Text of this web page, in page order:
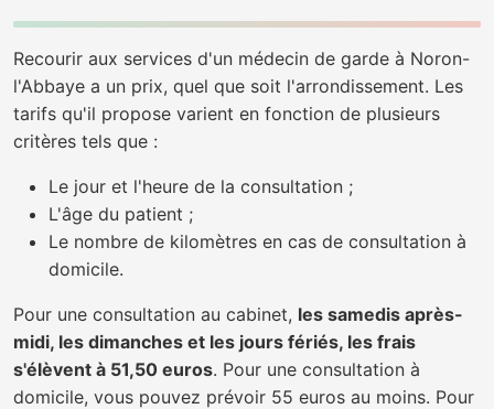
Recourir aux services d'un médecin de garde à Noron-
l'Abbaye a un prix, quel que soit l'arrondissement. Les
tarifs qu'il propose varient en fonction de plusieurs
critères tels que :
Le jour et l'heure de la consultation ;
L'âge du patient ;
Le nombre de kilomètres en cas de consultation à
domicile.
Pour une consultation au cabinet, les samedis après-
midi, les dimanches et les jours fériés, les frais
s'élèvent à 51,50 euros. Pour une consultation à
domicile, vous pouvez prévoir 55 euros au moins. Pour